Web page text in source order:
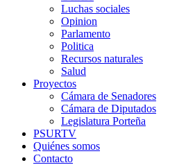
Luchas sociales
Opinion
Parlamento
Politica
Recursos naturales
Salud
Proyectos
Cámara de Senadores
Cámara de Diputados
Legislatura Porteña
PSURTV
Quiénes somos
Contacto